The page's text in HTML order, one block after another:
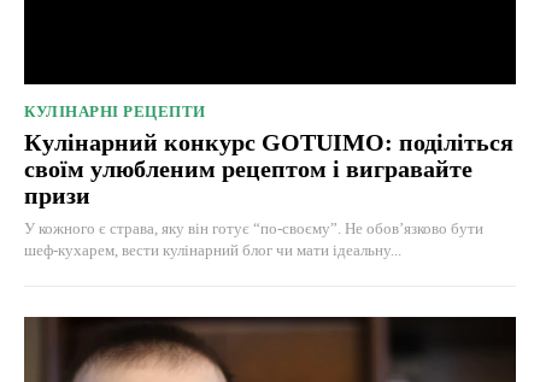
КУЛІНАРНІ РЕЦЕПТИ
Кулінарний конкурс GOTUIMO: поділіться
своїм улюбленим рецептом і вигравайте
призи
У кожного є страва, яку він готує “по-своєму”. Не обов’язково бути
шеф-кухарем, вести кулінарний блог чи мати ідеальну...